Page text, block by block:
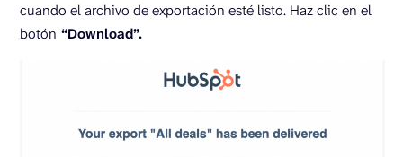
cuando el archivo de exportación esté listo. Haz clic en el
botón “Download”.